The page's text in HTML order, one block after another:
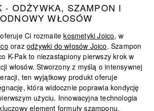
- ODŻYWKA, SZAMPON I
WŁOSÓW
oferuje Ci rozmaitekosmetyki Joico, w
orazodżywki do włosów Joico. Szampon
K-Pak to niezastąpiony pierwszy krok w
włosów. Stworzony z myślą o intensywnej
ten wyjątkowy produkt oferuje
która widocznie poprawia kondycję
użyciu. Innowacyjna technologia
element formuły szamponu.